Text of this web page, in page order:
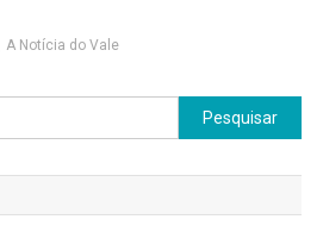
A Notícia do Vale
Pesquisar
por: